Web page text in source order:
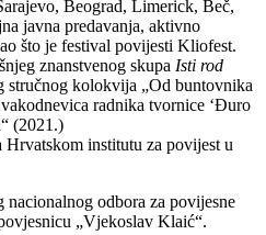
Beograd, Limerick, Beč,
javna predavanja, aktivno
što je festival povijesti Kliofest.
znanstvenog skupa Isti rod
stručnog kolokvija „Od buntovnika
radnika tvornice ‘Đuro
(2021.)
institutu za povijest u
odbora za povijesne
„Vjekoslav Klaić“.